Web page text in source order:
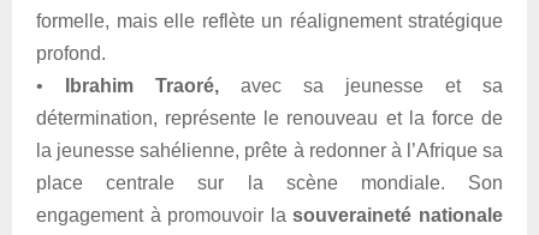
formelle, mais elle reflète un réalignement stratégique
profond.
•
Ibrahim Traoré, avec sa jeunesse et sa
détermination, représente le renouveau et la force de
la jeunesse sahélienne, prête à redonner à l’Afrique sa
place centrale sur la scène mondiale. Son
engagement à promouvoir lasouveraineté nationale